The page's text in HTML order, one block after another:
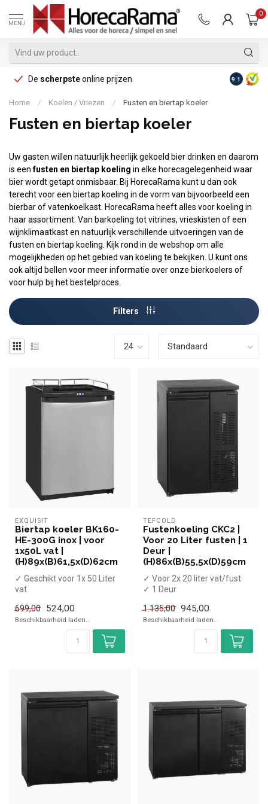
MENU
0
De scherpsteonline prijzen Op
9.1
Home / Koelen / Vriezen / Fusten en biertap koeler
Fusten en biertap koeler
Uw gasten willen natuurlijk heerlijk gekoeld bier drinken en daarom
is eenfusten en biertap koeling in elke horecagelegenheid waar
bier wordt getapt onmisbaar. Bij HorecaRama kunt u dan ook
terecht voor een biertap koeling in de vorm van bijvoorbeeld een
bierbar of vatenkoelkast. HorecaRama heeft alles voor koeling in
haar assortiment. Van barkoeling tot vitrines, vrieskisten of een
wijnklimaatkast en natuurlijk verschillende uitvoeringen van de
fusten en biertap koeling. Kijk rond in de webshop om alle
mogelijkheden op het gebied van koeling te bekijken. U kunt ons
ook altijd bellen voor meer informatie over onze bierkoelers of
voor hulp bij het bestelproces.
Filters
EXQUISIT
Biertap koeler BK160-
HE-300G inox | voor
1x50L vat |
(H)89x(B)61,5x(D)62cm
✓ Geschikt voor 1x 50 Liter
vat
X Zonder tapkraan
✓ Breedte 61,5 cm,...
699,00 524,00
Beschikbaarheid laden..
TEFCOLD
Fustenkoeling CKC2 |
Voor 20 Liter fusten | 1
Deur |
(H)86x(B)55,5x(D)59cm
✓ Voor 2x 20 liter vat/fust
✓ 1 Deur
✓ Breedte 55,5 cm, die...
1.135,00 945,00
Beschikbaarheid laden..